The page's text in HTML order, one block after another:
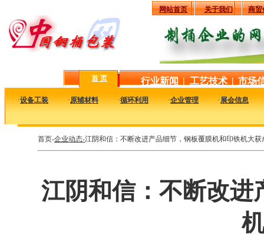
网站首页 关于我们 商贸
首 页 行业新闻 | 工艺技术 | 市场
·设备工装 ·原辅材料 ·循环利用 ·企业管理 ·展会信息
首页-企业动态-江阴和信：不断改进产品细节，钢板覆膜机和印铁机大获
江阴和信：不断改进